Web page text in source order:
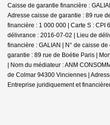
Caisse de garantie financière :
Adresse caisse de garantie : 89 rue
financière : 1 000 000 | Carte S : CPI
délivrance : 2016-07-02 | Lieu de
financière : GALIAN | N° de caisse
garantie : 89 rue de Boétie Paris |
| Nom du médiateur : ANM
de Colmar 94300 Vinciennes |
Entreprise juridiquement et